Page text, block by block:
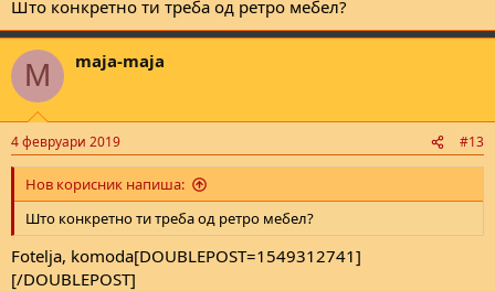
Што конкретно ти треба од ретро мебел?
M maja-maja
4 февруари 2019 #13
Нов корисник напиша:
Што конкретно ти треба од ретро мебел?
Fotelja, komoda[DOUBLEPOST=1549312741]
[/DOUBLEPOST]